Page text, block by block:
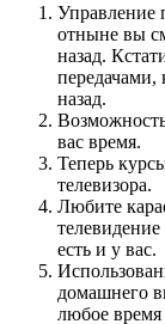
Управление
отныне вы
назад.
передачами,
назад.
вас время.
Теперь
телевизора.
Любите
есть и у вас.
домашнего
любое время